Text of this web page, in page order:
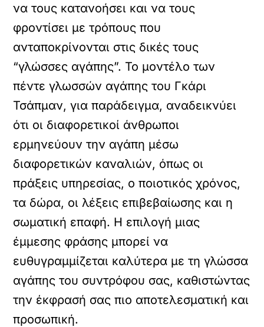
να τους κατανοήσει και να τους
φροντίσει με τρόπους που
ανταποκρίνονται στις δικές τους
“γλώσσες αγάπης”. Το μοντέλο των
πέντε γλωσσών αγάπης του Γκάρι
Τσάπμαν, για παράδειγμα, αναδεικνύει
ότι οι διαφορετικοί άνθρωποι
ερμηνεύουν την αγάπη μέσω
διαφορετικών καναλιών, όπως οι
πράξεις υπηρεσίας, ο ποιοτικός χρόνος,
τα δώρα, οι λέξεις επιβεβαίωσης και η
σωματική επαφή. Η επιλογή μιας
έμμεσης φράσης μπορεί να
ευθυγραμμίζεται καλύτερα με τη γλώσσα
αγάπης του συντρόφου σας, καθιστώντας
την έκφρασή σας πιο αποτελεσματική και
προσωπική.